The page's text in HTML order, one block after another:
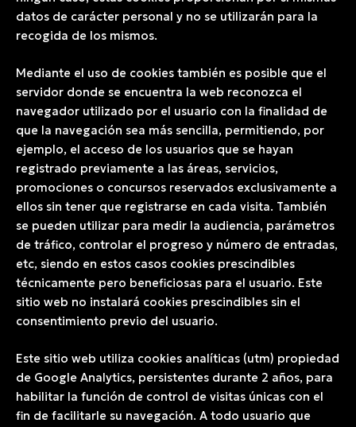
datos de carácter personal y no se utilizarán para la
recogida de los mismos.
Mediante el uso de cookies también es posible que el
servidor donde se encuentra la web reconozca el
navegador utilizado por el usuario con la finalidad de
que la navegación sea más sencilla, permitiendo, por
ejemplo, el acceso de los usuarios que se hayan
registrado previamente a las áreas, servicios,
promociones o concursos reservados exclusivamente a
ellos sin tener que registrarse en cada visita. También
se pueden utilizar para medir la audiencia, parámetros
de tráfico, controlar el progreso y número de entradas,
etc, siendo en estos casos cookies prescindibles
técnicamente pero beneficiosas para el usuario. Este
sitio web no instalará cookies prescindibles sin el
consentimiento previo del usuario.
Este sitio web utiliza cookies analíticas (utm) propiedad
de Google Analytics, persistentes durante 2 años, para
habilitar la función de control de visitas únicas con el
fin de facilitarle su navegación. A todo usuario que